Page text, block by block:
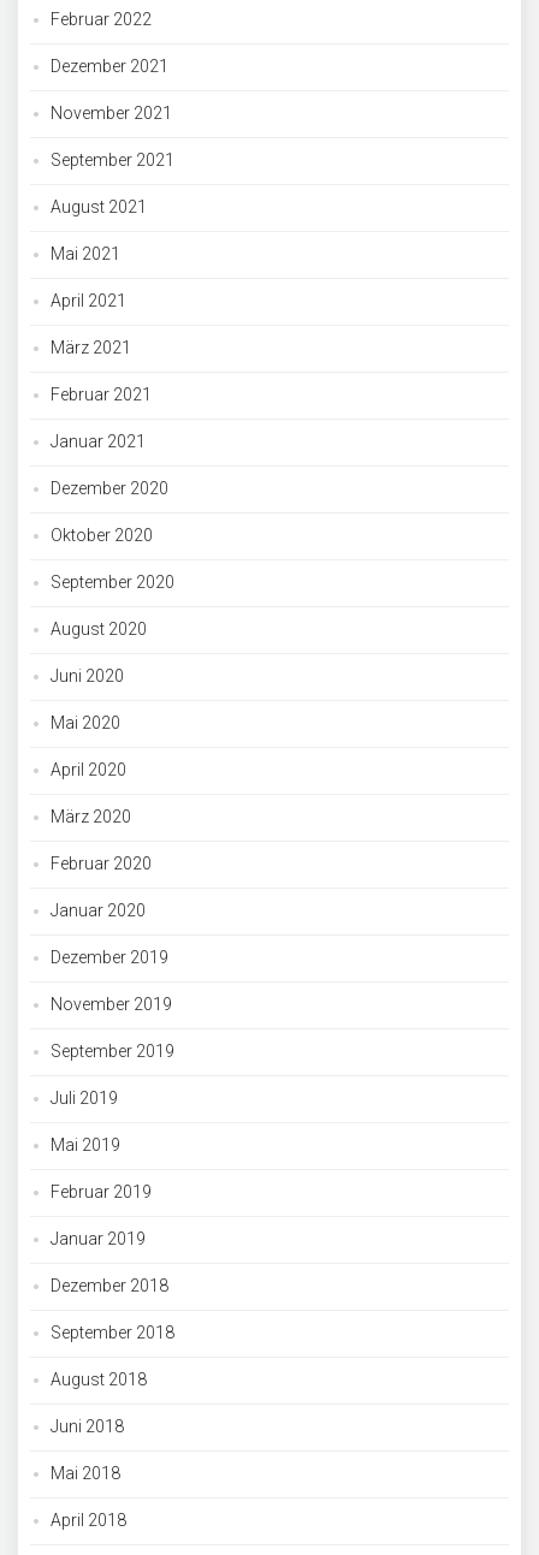
Februar 2022
Dezember 2021
November 2021
September 2021
August 2021
Mai 2021
April 2021
März 2021
Februar 2021
Januar 2021
Dezember 2020
Oktober 2020
September 2020
August 2020
Juni 2020
Mai 2020
April 2020
März 2020
Februar 2020
Januar 2020
Dezember 2019
November 2019
September 2019
Juli 2019
Mai 2019
Februar 2019
Januar 2019
Dezember 2018
September 2018
August 2018
Juni 2018
Mai 2018
April 2018